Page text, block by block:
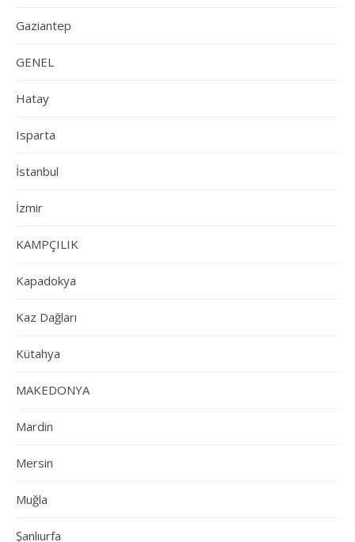
Gaziantep
GENEL
Hatay
Isparta
İstanbul
İzmir
KAMPÇILIK
Kapadokya
Kaz Dağları
Kütahya
MAKEDONYA
Mardin
Mersin
Muğla
Şanlıurfa